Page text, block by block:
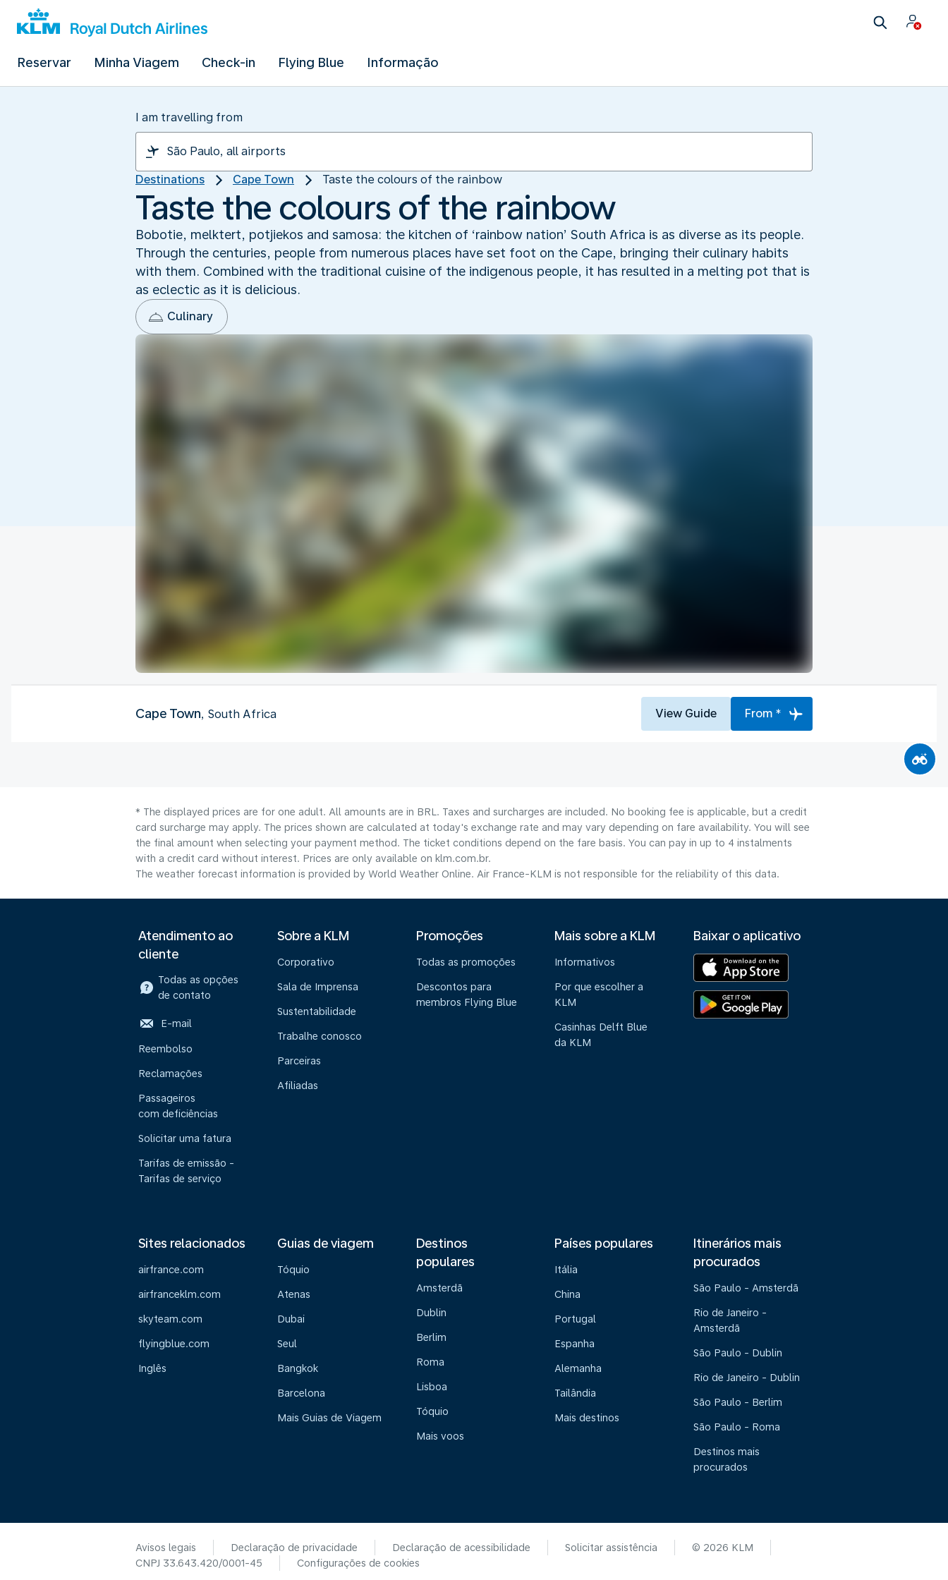
Reservar Minha Viagem Check-in Flying Blue Informação
I am travelling from
Destinations Cape Town Taste the colours of the rainbow
Taste the colours of the rainbow
Bobotie, melktert, potjiekos and samosa: the kitchen of ‘rainbow nation’ South Africa is as diverse as its people.
Through the centuries, people from numerous places have set foot on the Cape, bringing their culinary habits
with them. Combined with the traditional cuisine of the indigenous people, it has resulted in a melting pot that is
as eclectic as it is delicious.
Culinary
Cape Town, South Africa View Guide From *
* The displayed prices are for one adult. All amounts are in BRL. Taxes and surcharges are included. No booking fee is applicable, but a credit
card surcharge may apply. The prices shown are calculated at today's exchange rate and may vary depending on fare availability. You will see
the final amount when selecting your payment method.​ The ticket conditions depend on the fare basis. You can pay in up to 4 instalments
with a credit card without interest. Prices are only available on klm.com.br.
The weather forecast information is provided by World Weather Online. Air France-KLM is not responsible for the reliability of this data.
Atendimento ao
cliente
Todas as opções
de contato
E-mail
Reembolso
Reclamações
Passageiros
com deficiências
Solicitar uma fatura
Tarifas de emissão -
Tarifas de serviço
Sobre a KLM
Corporativo
Sala de Imprensa
Sustentabilidade
Trabalhe conosco
Parceiras
Afiliadas
Promoções
Todas as promoções
Descontos para
membros Flying Blue
Mais sobre a KLM
Informativos
Por que escolher a
KLM
Casinhas Delft Blue
da KLM
Baixar o aplicativo
Sites relacionados
airfrance.com
airfranceklm.com
skyteam.com
flyingblue.com
Inglês
Guias de viagem
Tóquio
Atenas
Dubai
Seul
Bangkok
Barcelona
Mais Guias de Viagem
Destinos
populares
Amsterdã
Dublin
Berlim
Roma
Lisboa
Tóquio
Mais voos
Países populares
Itália
China
Portugal
Espanha
Alemanha
Tailândia
Mais destinos
Itinerários mais
procurados
São Paulo - Amsterdã
Rio de Janeiro -
Amsterdã
São Paulo - Dublin
Rio de Janeiro - Dublin
São Paulo - Berlim
São Paulo - Roma
Destinos mais
procurados
Avisos legais Declaração de privacidade Declaração de acessibilidade Solicitar assistência
© 2026 KLM
CNPJ 33.643.420/0001-45
Configurações de cookies